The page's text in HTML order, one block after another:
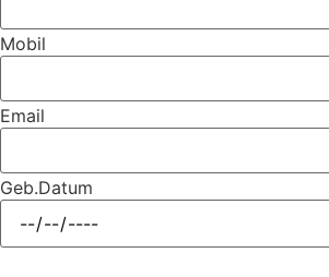
Mobil
Email
Geb.Datum